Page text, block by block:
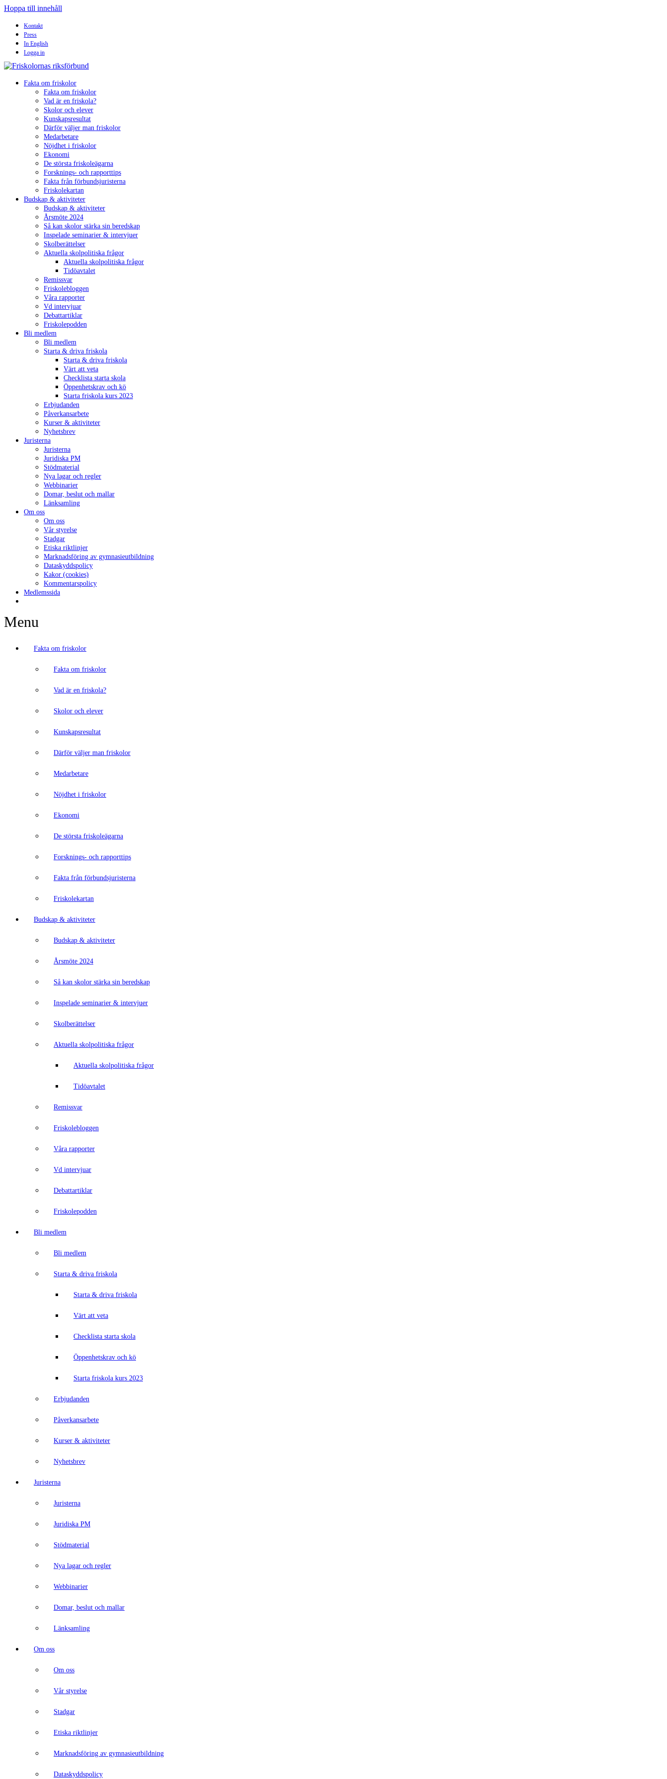
Hoppa till innehåll
Kontakt
Press
In English
Logga in
Fakta om friskolor
Fakta om friskolor
Vad är en friskola?
Skolor och elever
Kunskapsresultat
Därför väljer man friskolor
Medarbetare
Nöjdhet i friskolor
Ekonomi
De största friskoleägarna
Forsknings- och rapporttips
Fakta från förbundsjuristerna
Friskolekartan
Budskap & aktiviteter
Budskap & aktiviteter
Årsmöte 2024
Så kan skolor stärka sin beredskap
Inspelade seminarier & intervjuer
Skolberättelser
Aktuella skolpolitiska frågor
Aktuella skolpolitiska frågor
Tidöavtalet
Remissvar
Friskolebloggen
Våra rapporter
Vd intervjuar
Debattartiklar
Friskolepodden
Bli medlem
Bli medlem
Starta & driva friskola
Starta & driva friskola
Värt att veta
Checklista starta skola
Öppenhetskrav och kö
Starta friskola kurs 2023
Erbjudanden
Påverkansarbete
Kurser & aktiviteter
Nyhetsbrev
Juristerna
Juristerna
Juridiska PM
Stödmaterial
Nya lagar och regler
Webbinarier
Domar, beslut och mallar
Länksamling
Om oss
Om oss
Vår styrelse
Stadgar
Etiska riktlinjer
Marknadsföring av gymnasieutbildning
Dataskyddspolicy
Kakor (cookies)
Kommentarspolicy
Medlemssida
Menu
Fakta om friskolor
Fakta om friskolor
Vad är en friskola?
Skolor och elever
Kunskapsresultat
Därför väljer man friskolor
Medarbetare
Nöjdhet i friskolor
Ekonomi
De största friskoleägarna
Forsknings- och rapporttips
Fakta från förbundsjuristerna
Friskolekartan
Budskap & aktiviteter
Budskap & aktiviteter
Årsmöte 2024
Så kan skolor stärka sin beredskap
Inspelade seminarier & intervjuer
Skolberättelser
Aktuella skolpolitiska frågor
Aktuella skolpolitiska frågor
Tidöavtalet
Remissvar
Friskolebloggen
Våra rapporter
Vd intervjuar
Debattartiklar
Friskolepodden
Bli medlem
Bli medlem
Starta & driva friskola
Starta & driva friskola
Värt att veta
Checklista starta skola
Öppenhetskrav och kö
Starta friskola kurs 2023
Erbjudanden
Påverkansarbete
Kurser & aktiviteter
Nyhetsbrev
Juristerna
Juristerna
Juridiska PM
Stödmaterial
Nya lagar och regler
Webbinarier
Domar, beslut och mallar
Länksamling
Om oss
Om oss
Vår styrelse
Stadgar
Etiska riktlinjer
Marknadsföring av gymnasieutbildning
Dataskyddspolicy